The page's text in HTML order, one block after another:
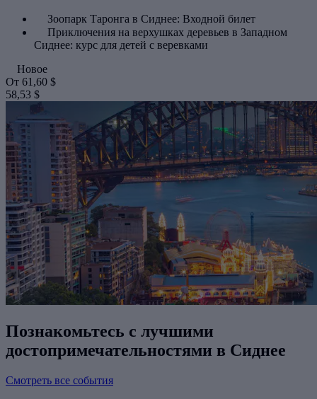
Зоопарк Таронга в Сиднее: Входной билет
Приключения на верхушках деревьев в Западном
Сиднее: курс для детей с веревками
Новое
От 61,60 $
58,53 $
Познакомьтесь с лучшими
достопримечательностями в Сиднее
Смотреть все события